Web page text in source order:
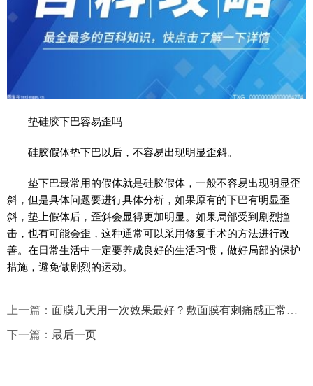
垫硅胶下巴容易歪吗
硅胶假体垫下巴以后，不容易出现明显歪斜。
垫下巴最常用的假体就是硅胶假体，一般不容易出现明显歪
斜，但是具体问题要进行具体分析，如果原有的下巴有明显歪
斜，垫上假体后，歪斜会显得更加明显。如果局部受到剧烈撞
击，也有可能会歪，这种通常可以采用修复手术的方法进行改
善。在日常生活中一定要养成良好的生活习惯，做好局部的保护
措施，避免做剧烈的运动。
上一篇： 面膜几天用一次效果最好？敷面膜有刺痛感正常吗？
下一篇： 最后一页